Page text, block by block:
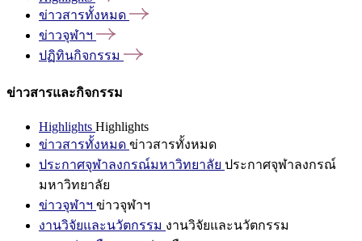
ข่าวสารทั้งหมด
ข่าวจุฬาฯ
ปฏิทินกิจกรรม
ข่าวสารและกิจกรรม
Highlights Highlights
ข่าวสารทั้งหมด ข่าวสารทั้งหมด
ประกาศจุฬาลงกรณ์มหาวิทยาลัย ประกาศจุฬาลงกรณ์
มหาวิทยาลัย
ข่าวจุฬาฯ ข่าวจุฬาฯ
งานวิจัยและนวัตกรรม งานวิจัยและนวัตกรรม